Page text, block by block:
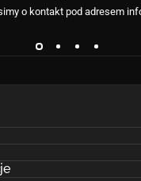
o kontakt pod adresem